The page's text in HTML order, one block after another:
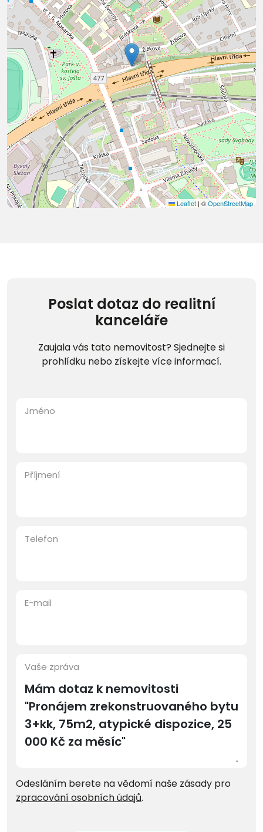
Leaflet |©OpenStreetMap
Poslat dotaz do realitní
kanceláře
Zaujala vás tato nemovitost? Sjednejte si
prohlídku nebo získejte více informací.
Jméno
Příjmení
Telefon
E-mail
Vaše zpráva
Odesláním berete na vědomí naše zásady pro
zpracování osobních údajů.